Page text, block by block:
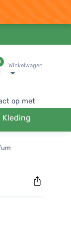
Winkelwagen
op met